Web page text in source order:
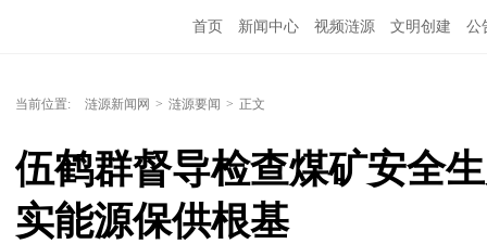
首页 新闻中心 视频涟源 文明创建 公
当前位置: 涟源新闻网 > 涟源要闻 > 正文
伍鹤群督导检查煤矿安全
实能源保供根基